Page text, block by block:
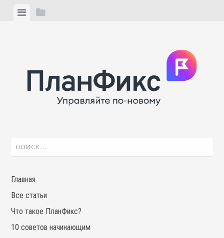
ViewView
Найти:
Главная
Все статьи
Что такое ПланФикс?
10 советов начинающим